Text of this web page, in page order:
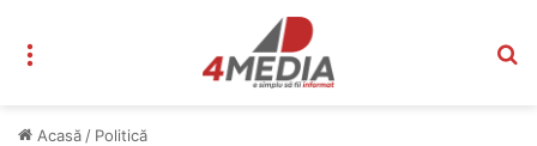
Acasă / Politică